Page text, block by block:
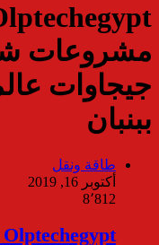
ببنبان
طاقة ونقل
أكتوبر 16, 2019
8٬812